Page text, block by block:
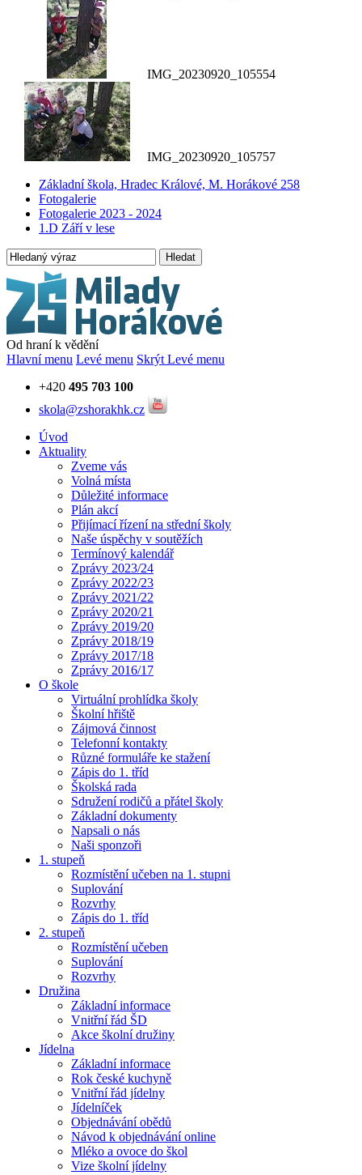
IMG_20230920_105554
IMG_20230920_105757
Základní škola, Hradec Králové, M. Horákové 258
Fotogalerie
Fotogalerie 2023 - 2024
1.D Září v lese
Hledat
Od hraní k vědění
Hlavní menu Levé menu Skrýt Levé menu
+420 495 703 100
skola@zshorakhk.cz
Úvod
Aktuality
Zveme vás
Volná místa
Důležité informace
Plán akcí
Přijímací řízení na střední školy
Naše úspěchy v soutěžích
Termínový kalendář
Zprávy 2023/24
Zprávy 2022/23
Zprávy 2021/22
Zprávy 2020/21
Zprávy 2019/20
Zprávy 2018/19
Zprávy 2017/18
Zprávy 2016/17
O škole
Virtuální prohlídka školy
Školní hřiště
Zájmová činnost
Telefonní kontakty
Různé formuláře ke stažení
Zápis do 1. tříd
Školská rada
Sdružení rodičů a přátel školy
Základní dokumenty
Napsali o nás
Naši sponzoři
1. stupeň
Rozmístění učeben na 1. stupni
Suplování
Rozvrhy
Zápis do 1. tříd
2. stupeň
Rozmístění učeben
Suplování
Rozvrhy
Družina
Základní informace
Vnitřní řád ŠD
Akce školní družiny
Jídelna
Základní informace
Rok české kuchyně
Vnitřní řád jídelny
Jídelníček
Objednávání obědů
Návod k objednávání online
Mléko a ovoce do škol
Vize školní jídelny